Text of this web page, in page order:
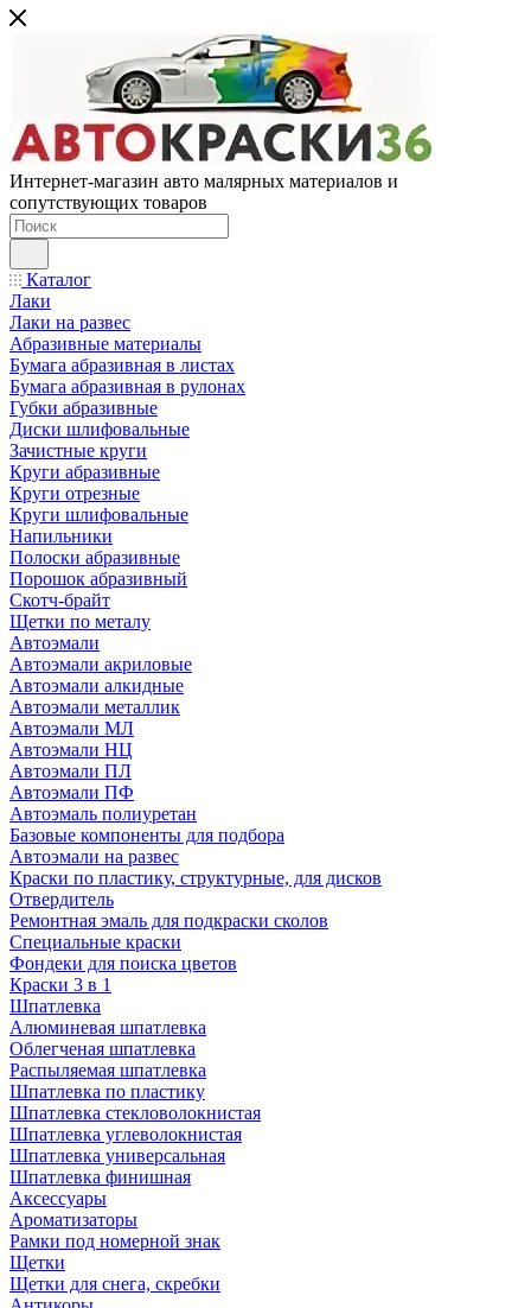
Интернет-магазин авто малярных материалов и
сопутствующих товаров
Каталог
Лаки
Лаки на развес
Абразивные материалы
Бумага абразивная в листах
Бумага абразивная в рулонах
Губки абразивные
Диски шлифовальные
Зачистные круги
Круги абразивные
Круги отрезные
Круги шлифовальные
Напильники
Полоски абразивные
Порошок абразивный
Скотч-брайт
Щетки по металу
Автоэмали
Автоэмали акриловые
Автоэмали алкидные
Автоэмали металлик
Автоэмали МЛ
Автоэмали НЦ
Автоэмали ПЛ
Автоэмали ПФ
Автоэмаль полиуретан
Базовые компоненты для подбора
Автоэмали на развес
Краски по пластику, структурные, для дисков
Отвердитель
Ремонтная эмаль для подкраски сколов
Специальные краски
Фондеки для поиска цветов
Краски 3 в 1
Шпатлевка
Алюминевая шпатлевка
Облегченая шпатлевка
Распыляемая шпатлевка
Шпатлевка по пластику
Шпатлевка стекловолокнистая
Шпатлевка углеволокнистая
Шпатлевка универсальная
Шпатлевка финишная
Аксессуары
Ароматизаторы
Рамки под номерной знак
Щетки
Щетки для снега, скребки